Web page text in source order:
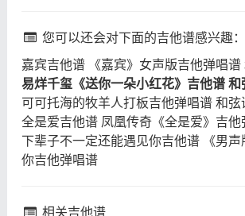
您可以还会对下面的吉他谱感兴趣：
嘉宾吉他谱 《嘉宾》女声版吉他弹唱谱
易烊千玺《送你一朵小红花》吉他谱 和
可可托海的牧羊人打板吉他弹唱谱 和弦
全是爱吉他谱 凤凰传奇《全是爱》吉他
下辈子不一定还能遇见你吉他谱 《男
你吉他弹唱谱
相关吉他谱